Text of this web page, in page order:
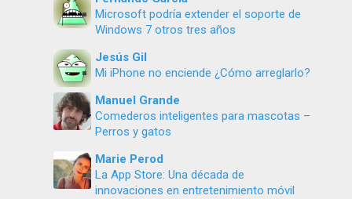
Microsoft podría extender el soporte de
Windows 7 otros tres años
Jesús Gil
Mi iPhone no enciende ¿Cómo arreglarlo?
Manuel Grande
Comederos inteligentes para mascotas –
Perros y gatos
Marie Perod
La App Store: Una década de
innovaciones en entretenimiento móvil